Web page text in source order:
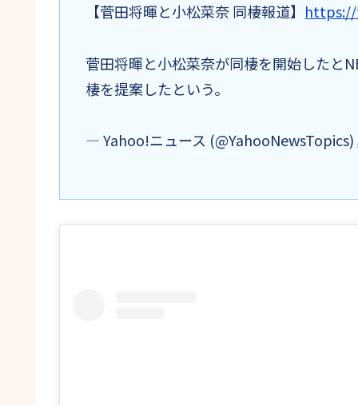
【菅田将暉と小松菜奈 同棲報道】 https://
菅田将暉と小松菜奈が同棲を開始したと
棲を提案したという。
— Yahoo!ニュース (@YahooNewsTopics)